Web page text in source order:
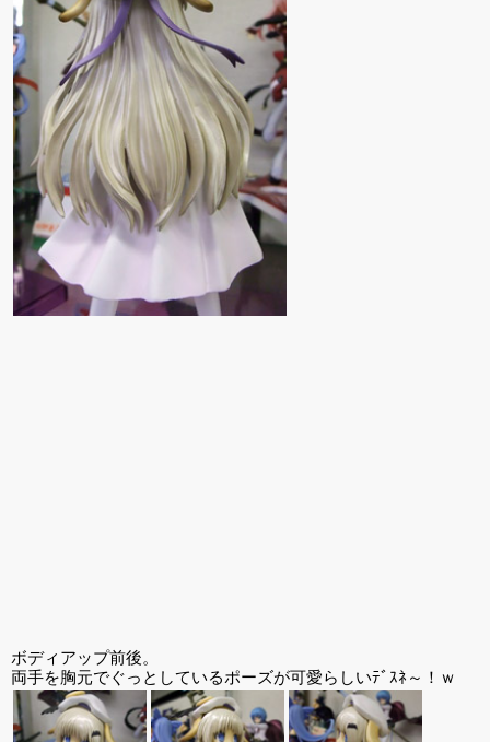
ボディアップ前後。
両手を胸元でぐっとしているポーズが可愛らしいﾃﾞｽﾈ～！ｗ